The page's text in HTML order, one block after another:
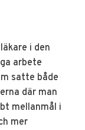
i den
arbete
satte både
där man
mellanmål i
mer